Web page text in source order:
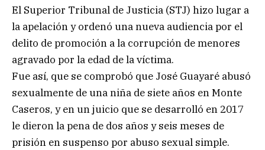
El Superior Tribunal de Justicia (STJ) hizo lugar a
la apelación y ordenó una nueva audiencia por el
delito de promoción a la corrupción de menores
agravado por la edad de la víctima.
Fue así, que se comprobó que José Guayaré abusó
sexualmente de una niña de siete años en Monte
Caseros, y en un juicio que se desarrolló en 2017
le dieron la pena de dos años y seis meses de
prisión en suspenso por abuso sexual simple.